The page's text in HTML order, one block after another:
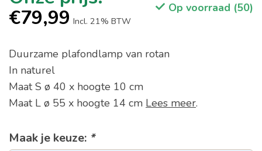
€79,99 Incl. 21% BTW
Op voorraad (50)
Duurzame plafondlamp van rotan
In naturel
Maat S ø 40 x hoogte 10 cm
Maat L ø 55 x hoogte 14 cm Lees meer.
Maak je keuze: *